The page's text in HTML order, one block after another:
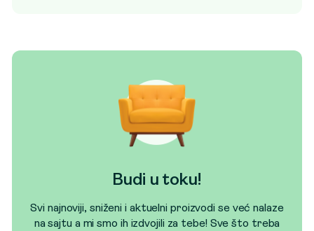
Budi u toku!
Svi najnoviji, sniženi i aktuelni proizvodi se već nalaze
na sajtu a mi smo ih izdvojili za tebe! Sve što treba